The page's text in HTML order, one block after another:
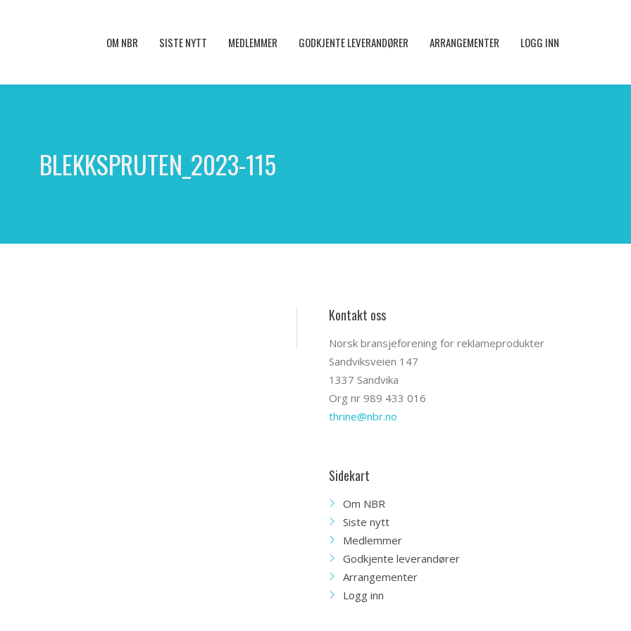
OM NBR SISTE NYTT MEDLEMMER GODKJENTE LEVERANDØRER ARRANGEMENTER LOGG INN
BLEKKSPRUTEN_2023-115
Kontakt oss
Norsk bransjeforening for reklameprodukter
Sandviksveien 147
1337 Sandvika
Org nr 989 433 016
thrine@nbr.no
Sidekart
Om NBR
Siste nytt
Medlemmer
Godkjente leverandører
Arrangementer
Logg inn